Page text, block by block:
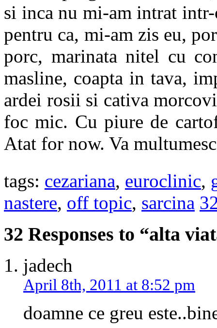
si inca nu mi-am intrat
pentru ca, mi-am zis eu,
porc, marinata nitel cu
masline, coapta in tava,
ardei rosii si cativa
foc mic. Cu piure de
Atat for now. Va
tags: cezariana, euroclinic,
nastere, off topic, sarcina
32 Responses to “alta
jadech
April 8th, 2011 at 8:52 pm
doamne ce greu